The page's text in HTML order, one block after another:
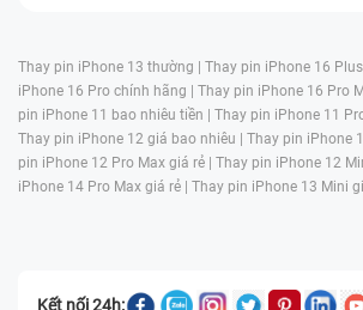
Thay pin iPhone 13 thường | Thay pin iPhone 16
iPhone 16 Pro chính hãng | Thay pin iPhone 16 Pro
pin iPhone 11 bao nhiêu tiền | Thay pin iPhone 11
Thay pin iPhone 12 giá bao nhiêu | Thay pin iPhone
pin iPhone 12 Pro Max giá rẻ | Thay pin iPhone 12
iPhone 14 Pro Max giá rẻ | Thay pin iPhone 13 Mini
Kết nối 24h: